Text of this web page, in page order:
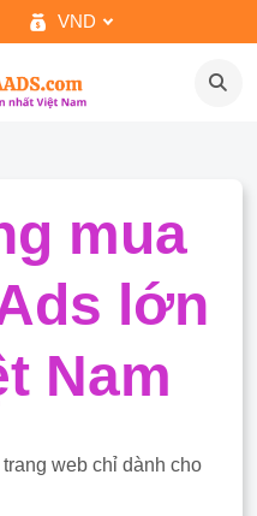
VND
mua
lớn
Nam
web chỉ dành cho